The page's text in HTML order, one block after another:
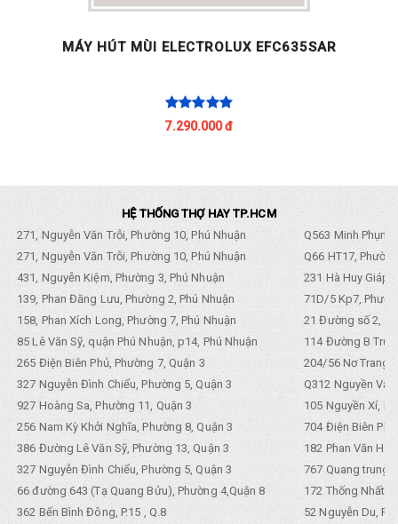
MÁY HÚT MÙI ELECTROLUX EFC635SAR
7.290.000 đ
HỆ THỐNG THỢ HAY TP.HCM
271, Nguyễn Văn Trỗi, Phường 10, Phú Nhuận
Q563 Minh
271, Nguyễn Văn Trỗi, Phường 10, Phú Nhuận
Q66 HT17,
431, Nguyễn Kiệm, Phường 3, Phú Nhuận
231 Hà Huy Giáp,
139, Phan Đăng Lưu, Phường 2, Phú Nhuận
71D/5 Kp7,
158, Phan Xích Long, Phường 7, Phú Nhuận
21 Đường số 2,
85 Lê Văn Sỹ, quận Phú Nhuận, p14, Phú Nhuận
114 Đường B
265 Điện Biên Phủ, Phường 7, Quận 3
204/56 Nơ Trang
327 Nguyễn Đình Chiểu, Phường 5, Quận 3
Q312 Nguyền
927 Hoàng Sa, Phường 11, Quận 3
105 Nguyền Xí,
256 Nam Kỳ Khởi Nghĩa, Phường 8, Quận 3
704 Điện Biên
386 Đường Lê Văn Sỹ, Phường 13, Quận 3
182 Phan Văn
327 Nguyễn Đình Chiểu, Phường 5, Quận 3
767 Quang trung,
66 đường 643 (Tạ Quang Bửu), Phường 4,Quận 8
172 Thống Nhất.
362 Bến Bình Đông, P.15 , Q.8
52 Nguyễn Du,